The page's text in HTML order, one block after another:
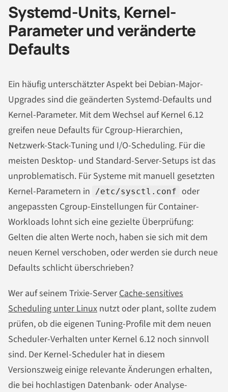
Systemd-Units, Kernel-
Parameter und veränderte
Defaults
Ein häufig unterschätzter Aspekt bei Debian-Major-
Upgrades sind die geänderten Systemd-Defaults und
Kernel-Parameter. Mit dem Wechsel auf Kernel 6.12
greifen neue Defaults für Cgroup-Hierarchien,
Netzwerk-Stack-Tuning und I/O-Scheduling. Für die
meisten Desktop- und Standard-Server-Setups ist das
unproblematisch. Für Systeme mit manuell gesetzten
Kernel-Parametern in
/etc/sysctl.conf oder
angepassten Cgroup-Einstellungen für Container-
Workloads lohnt sich eine gezielte Überprüfung:
Gelten die alten Werte noch, haben sie sich mit dem
neuen Kernel verschoben, oder werden sie durch neue
Defaults schlicht überschrieben?
Wer auf seinem Trixie-ServerCache-sensitives
Scheduling unter Linux nutzt oder plant, sollte zudem
prüfen, ob die eigenen Tuning-Profile mit dem neuen
Scheduler-Verhalten unter Kernel 6.12 noch sinnvoll
sind. Der Kernel-Scheduler hat in diesem
Versionszweig einige relevante Änderungen erhalten,
die bei hochlastigen Datenbank- oder Analyse-